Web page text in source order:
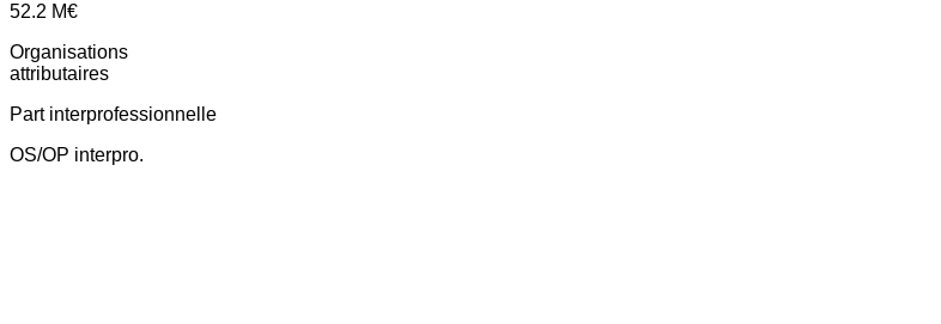
52.2 M€
Organisations
attributaires
Part interprofessionnelle
OS/OP interpro.